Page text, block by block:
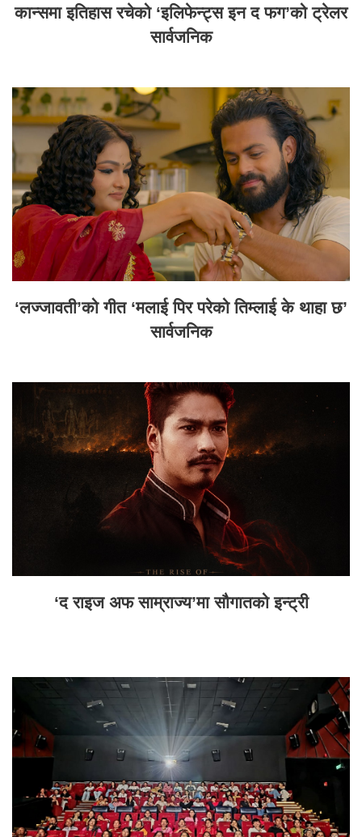
कान्समा इतिहास रचेको ‘इलिफेन्ट्स इन द फग’को ट्रेलर
सार्वजनिक
‘लज्जावती’को गीत ‘मलाई पिर परेको तिम्लाई के थाहा छ’
सार्वजनिक
‘द राइज अफ साम्राज्य’मा सौगातको इन्ट्री